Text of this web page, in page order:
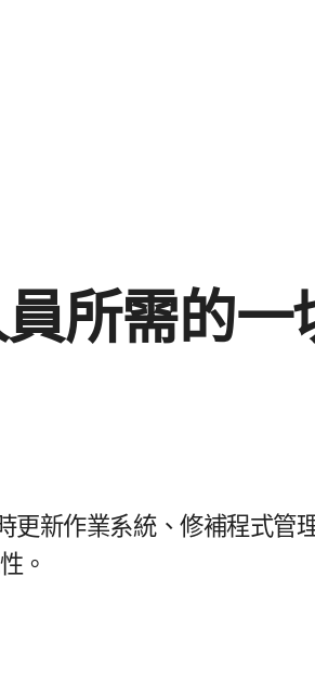
所​需​的​一​
更​新​作業​系統、​修補​程式​管
。